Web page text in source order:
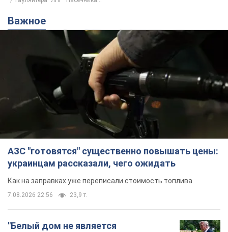
Важное
АЗС "готовятся" существенно повышать цены:
украинцам рассказали, чего ожидать
Как на заправках уже переписали стоимость топлива
7.08.2026 22:56 23,9 т.
"Белый дом не является